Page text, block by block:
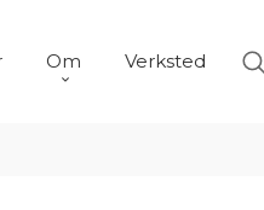
Om Verksted